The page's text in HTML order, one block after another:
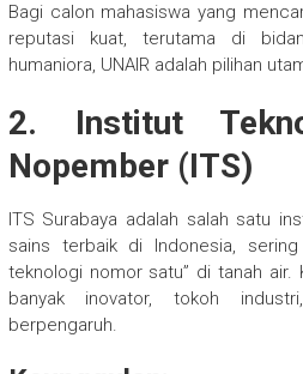
Bagi calon mahasiswa yang
reputasi kuat, terutama di
humaniora, UNAIR adalah pilihan
2. Institut
Nopember (ITS)
ITS Surabaya adalah salah satu
sains terbaik di Indonesia,
teknologi nomor satu” di tanah air.
banyak inovator, tokoh
berpengaruh.